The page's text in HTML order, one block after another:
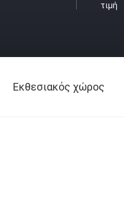
τιμή
Εκθεσιακός χώρος